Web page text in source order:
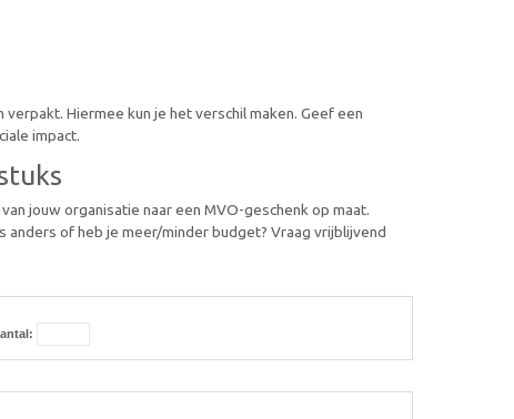
Hiermee kun je het verschil maken. Geef een
impact.
jouw organisatie naar een MVO-geschenk op maat.
of heb je meer/minder budget? Vraag vrijblijvend